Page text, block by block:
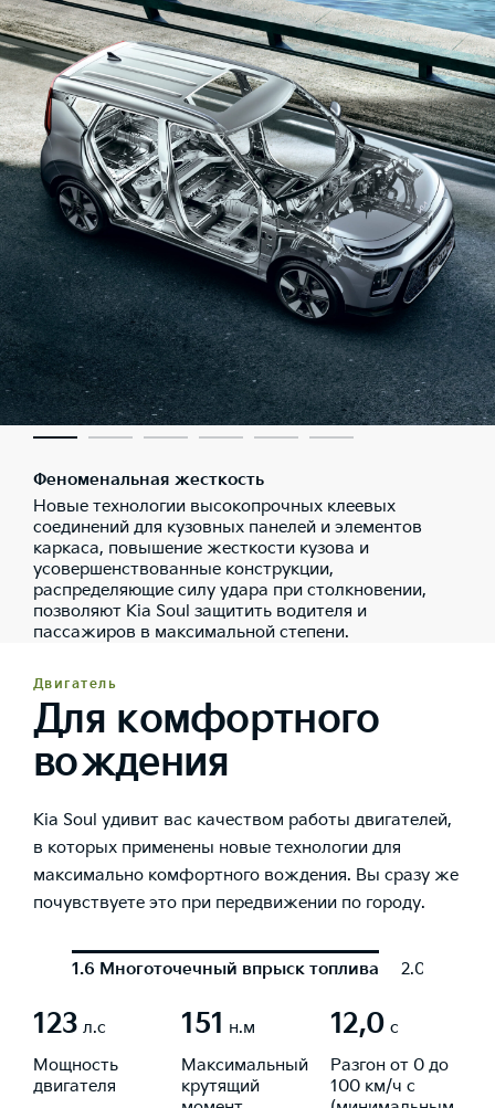
Феноменальная жесткость
Новые технологии высокопрочных клеевых
соединений для кузовных панелей и элементов
каркаса, повышение жесткости кузова и
усовершенствованные конструкции,
распределяющие силу удара при столкновении,
позволяют Kia Soul защитить водителя и
пассажиров в максимальной степени.
Двигатель
Для комфортного
вождения
Kia Soul удивит вас качеством работы двигателей,
в которых применены новые технологии для
максимально комфортного вождения. Вы сразу же
почувствуете это при передвижении по городу.
1.6 Многоточечный впрыск топлива 2.0
123 л.с
Мощность
двигателя
151 н.м
Максимальный
крутящий
12,0 с
Разгон от 0 до
100 км/ч с